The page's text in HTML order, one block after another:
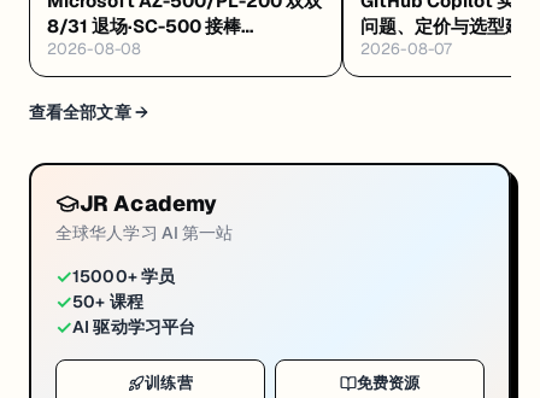
8/31 退场·SC-500 接棒
·Databricks GenAI 工程认证解析
·Google GEAR 免费 AI 课
2026-08-08
问题、定价与选型建议
2026-08-07
查看全部文章 →
JR Academy
全球华人学习 AI 第一站
✓15000+ 学员
✓50+ 课程
✓AI 驱动学习平台
训练营 免费资源